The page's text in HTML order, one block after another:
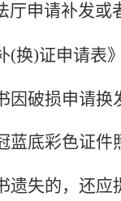
厅申请补发或
(换)证申请表
因破损申请
蓝底彩色证件
遗失的，还应